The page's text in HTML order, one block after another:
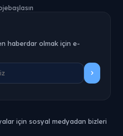
haberdar olmak için e-
için sosyal medyadan bizleri